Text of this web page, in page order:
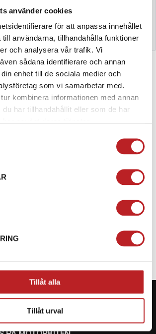
använder cookies
för att anpassa innehållet
användarna, tillhandahålla funktioner
och analysera vår trafik. Vi
sådana identifierare och annan
enhet till de sociala medier och
som vi samarbetar med.
kombinera informationen med annan
du har tillhandahållit eller som de har
Tillåt alla
Tillåt urval
160,0
160,0
5mm